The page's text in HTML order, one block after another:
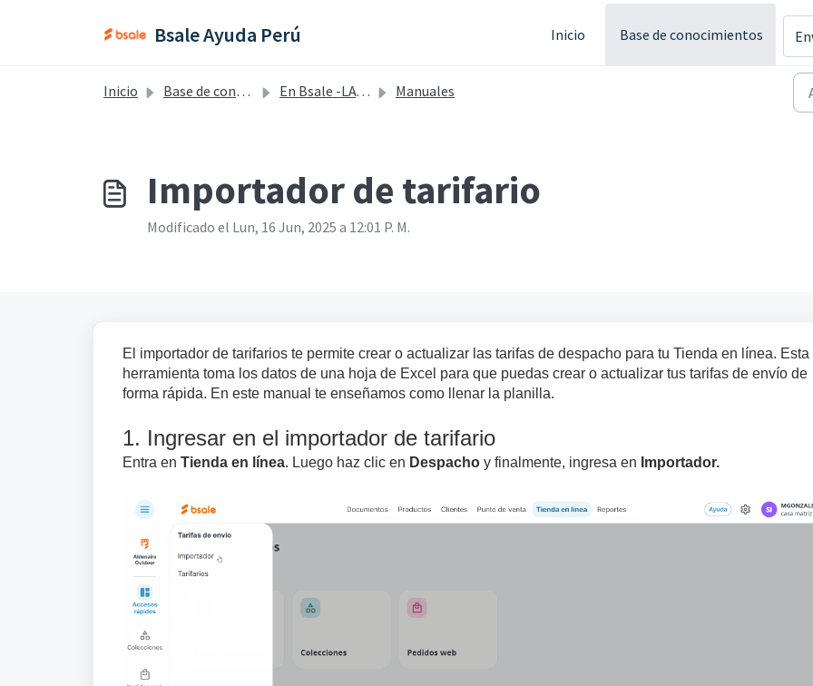
Bsale Ayuda Perú Inicio Base de conocimientos
Inicio Base de conocimientos En Bsale -LATAM v2 Manuales
Importador de tarifario
Modificado el Lun, 16 Jun, 2025 a 12:01 P. M.
El importador de tarifarios te permite crear o actualizar las tarifas de despacho para tu Tienda en línea. Esta
herramienta toma los datos de una hoja de Excel para que puedas crear o actualizar tus tarifas de envío de
forma rápida. En este manual te enseñamos como llenar la planilla.
1. Ingresar en el importador de tarifario
Entra en Tienda en línea. Luego haz clic en Despacho y finalmente, ingresa en Importador.